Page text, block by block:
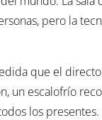
pero la
que el
un escalofrío
los presentes.